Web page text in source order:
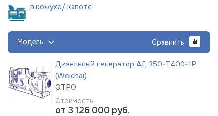
в кожухе/ капоте
Модель Сравнить
Дизельный генератор АД 350-Т400-1Р
(Weichai)
ЭТРО
Стоимость:
от 3 126 000 руб.